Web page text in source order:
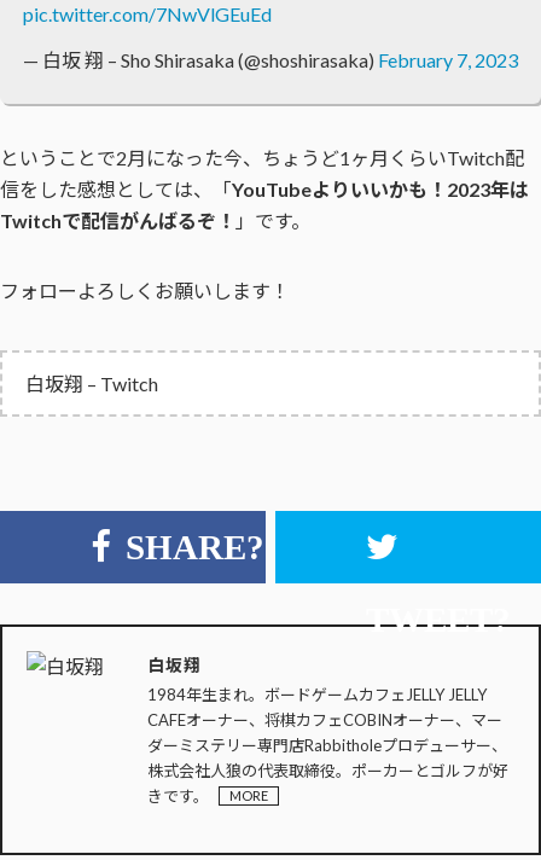
pic.twitter.com/7NwVlGEuEd
— 白坂 翔 – Sho Shirasaka (@shoshirasaka) February 7, 2023
ということで2月になった今、ちょうど1ヶ月くらいTwitch配
信をした感想としては、「YouTubeよりいいかも！2023年は
Twitchで配信がんばるぞ！ 」です。
フォローよろしくお願いします！
白坂翔 – Twitch
SHARE?
TWEET?
白坂翔
1984年生まれ。ボードゲームカフェJELLY JELLY
CAFEオーナー、将棋カフェCOBINオーナー、マー
ダーミステリー専門店Rabbitholeプロデューサー、
株式会社人狼の代表取締役。ポーカーとゴルフが好
きです。
MORE